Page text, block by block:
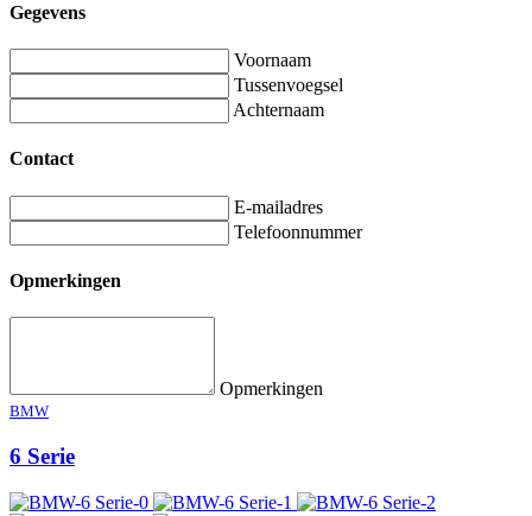
Gegevens
Voornaam
Tussenvoegsel
Achternaam
Contact
E-mailadres
Telefoonnummer
Opmerkingen
Opmerkingen
BMW
6 Serie